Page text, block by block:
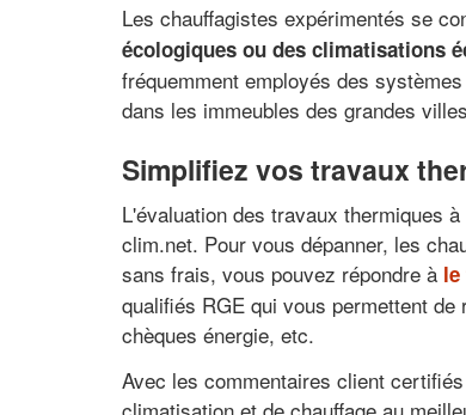
Les chauffagistes expérimentés se
écologiques ou des climatisations
fréquemment employés des
dans les immeubles des grandes
Simplifiez vos travaux
L'évaluation des travaux thermiques
clim.net. Pour vous dépanner, les
sans frais, vous pouvez répondre à le
qualifiés RGE qui vous permettent
chèques énergie, etc.
Avec les commentaires client
climatisation et de chauffage au